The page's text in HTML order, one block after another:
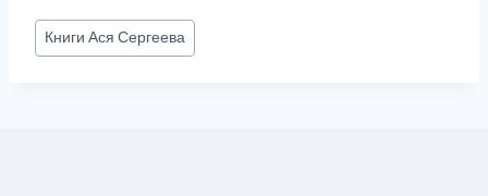
Метки
записи:
КнигиАся Сергеева